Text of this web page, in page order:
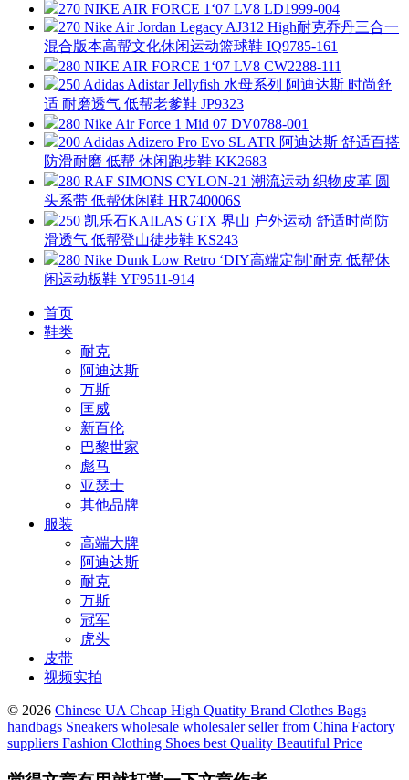
270 NIKE AIR FORCE 1‘07 LV8 LD1999-004
270 Nike Air Jordan Legacy AJ312 High耐克乔丹三合一
混合版本高帮文化休闲运动篮球鞋 IQ9785-161
280 NIKE AIR FORCE 1‘07 LV8 CW2288-111
250 Adidas Adistar Jellyfish 水母系列 阿迪达斯 时尚舒
适 耐磨透气 低帮老爹鞋 JP9323
280 Nike Air Force 1 Mid 07 DV0788-001
200 Adidas Adizero Pro Evo SL ATR 阿迪达斯 舒适百搭
防滑耐磨 低帮 休闲跑步鞋 KK2683
280 RAF SIMONS CYLON-21 潮流运动 织物皮革 圆
头系带 低帮休闲鞋 HR740006S
250 凯乐石KAILAS GTX 界山 户外运动 舒适时尚防
滑透气 低帮登山徒步鞋 KS243
280 Nike Dunk Low Retro ‘DIY高端定制’耐克 低帮休
闲运动板鞋 YF9511-914
首页
鞋类
耐克
阿迪达斯
万斯
匡威
新百伦
巴黎世家
彪马
亚瑟士
其他品牌
服装
高端大牌
阿迪达斯
耐克
万斯
冠军
虎头
皮带
视频实拍
© 2026 Chinese UA Cheap High Quatity Brand Clothes Bags
handbags Sneakers wholesale wholesaler seller from China Factory
suppliers Fashion Clothing Shoes best Quality Beautiful Price